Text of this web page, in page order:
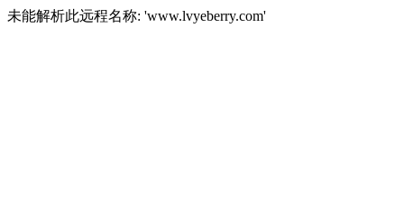
未能解析此远程名称: 'www.lvyeberry.com'